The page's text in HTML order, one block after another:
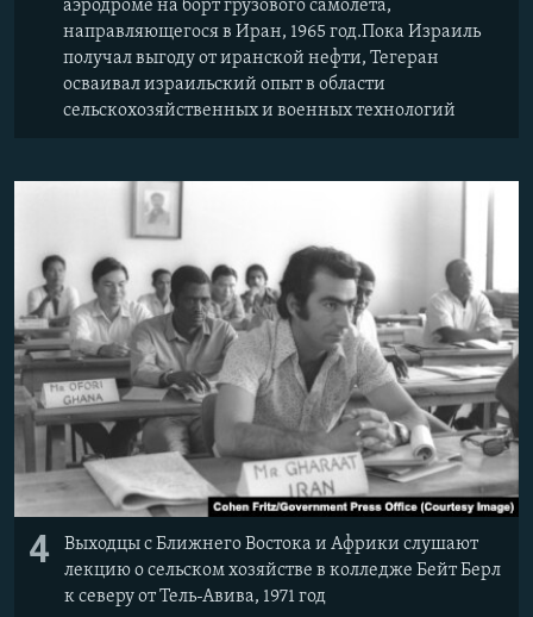
аэродроме на борт грузового самолета,
направляющегося в Иран, 1965 год.Пока Израиль
получал выгоду от иранской нефти, Тегеран
осваивал израильский опыт в области
сельскохозяйственных и военных технологий
4
Выходцы с Ближнего Востока и Африки слушают
лекцию о сельском хозяйстве в колледже Бейт Берл
к северу от Тель-Авива, 1971 год